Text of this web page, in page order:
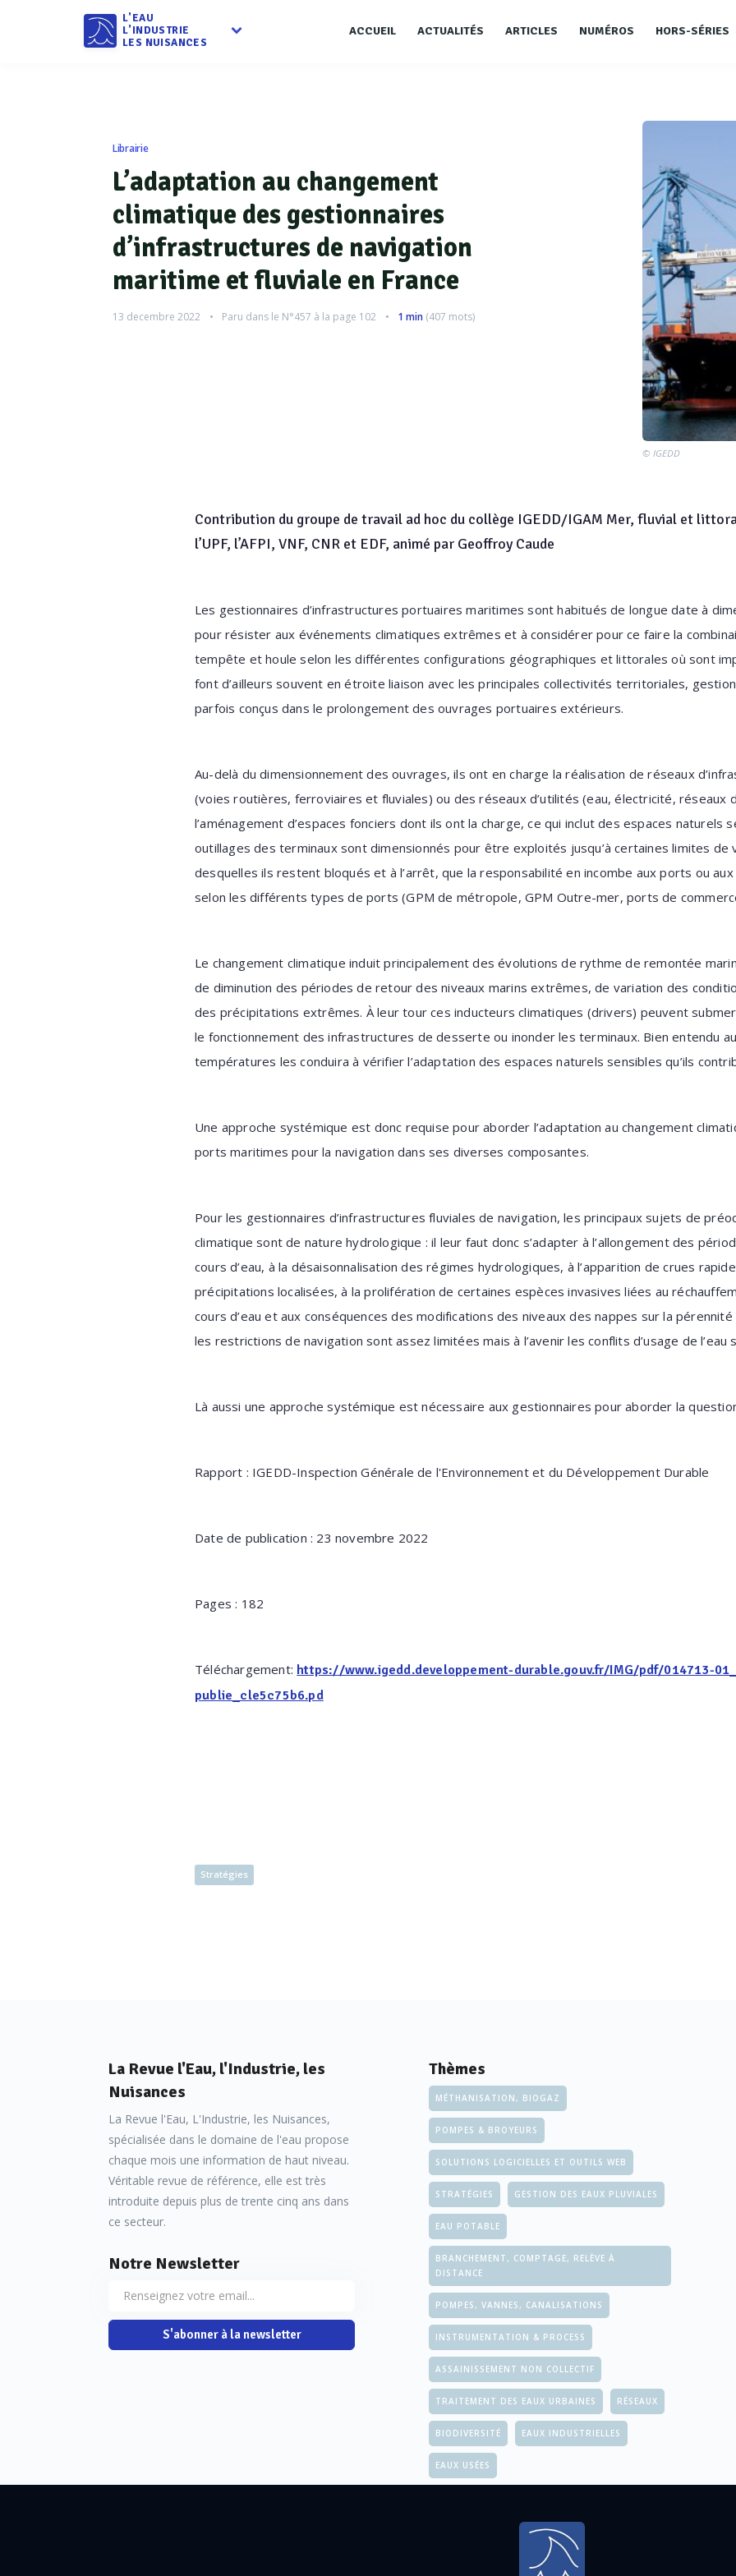
L'EAU
L'INDUSTRIE
LES NUISANCES
ACCUEIL ACTUALITÉS ARTICLES NUMÉROS HORS-SÉRIES
Librairie
L’adaptation au changement
climatique des gestionnaires
d’infrastructures de navigation
maritime et fluviale en France
13 decembre 2022 Paru dans le N°457 à la page 102 1 min (407 mots)
© IGEDD
Contribution du groupe de travail ad hoc du collège IGEDD/IGAM Mer, fluvial et
l’UPF, l’AFPI, VNF, CNR et EDF, animé par Geoffroy Caude
Les gestionnaires d’infrastructures portuaires maritimes sont habitués de longue date à
pour résister aux événements climatiques extrêmes et à considérer pour ce faire la
tempête et houle selon les différentes configurations géographiques et littorales où sont
font d’ailleurs souvent en étroite liaison avec les principales collectivités territoriales,
parfois conçus dans le prolongement des ouvrages portuaires extérieurs.
Au-delà du dimensionnement des ouvrages, ils ont en charge la réalisation de réseaux
(voies routières, ferroviaires et fluviales) ou des réseaux d’utilités (eau, électricité, réseaux
l’aménagement d’espaces fonciers dont ils ont la charge, ce qui inclut des espaces naturels
outillages des terminaux sont dimensionnés pour être exploités jusqu’à certaines limites de
desquelles ils restent bloqués et à l’arrêt, que la responsabilité en incombe aux ports ou
selon les différents types de ports (GPM de métropole, GPM Outre-mer, ports de
Le changement climatique induit principalement des évolutions de rythme de remontée
de diminution des périodes de retour des niveaux marins extrêmes, de variation des
des précipitations extrêmes. À leur tour ces inducteurs climatiques (drivers) peuvent
le fonctionnement des infrastructures de desserte ou inonder les terminaux. Bien entendu
températures les conduira à vérifier l’adaptation des espaces naturels sensibles qu’ils
Une approche systémique est donc requise pour aborder l’adaptation au changement
ports maritimes pour la navigation dans ses diverses composantes.
Pour les gestionnaires d’infrastructures fluviales de navigation, les principaux sujets de
climatique sont de nature hydrologique : il leur faut donc s’adapter à l’allongement des
cours d’eau, à la désaisonnalisation des régimes hydrologiques, à l’apparition de crues
précipitations localisées, à la prolifération de certaines espèces invasives liées au
cours d’eau et aux conséquences des modifications des niveaux des nappes sur la
les restrictions de navigation sont assez limitées mais à l’avenir les conflits d’usage de
Là aussi une approche systémique est nécessaire aux gestionnaires pour aborder la
Rapport : IGEDD-Inspection Générale de l'Environnement et du Développement Durable
Date de publication : 23 novembre 2022
Pages : 182
Téléchargement: https://www.igedd.developpement-durable.gouv.fr/IMG/pdf/014713-
publie_cle5c75b6.pd
Stratégies
La Revue l'Eau, l'Industrie, les
Nuisances
La Revue l'Eau, L'Industrie, les Nuisances,
spécialisée dans le domaine de l'eau propose
chaque mois une information de haut niveau.
Véritable revue de référence, elle est très
introduite depuis plus de trente cinq ans dans
ce secteur.
Notre Newsletter
S'abonner à la newsletter
Thèmes
MÉTHANISATION, BIOGAZ
POMPES & BROYEURS
SOLUTIONS LOGICIELLES ET OUTILS WEB
STRATÉGIES GESTION DES EAUX PLUVIALES
EAU POTABLE
BRANCHEMENT, COMPTAGE, RELÈVE À
DISTANCE
POMPES, VANNES, CANALISATIONS
INSTRUMENTATION & PROCESS
ASSAINISSEMENT NON COLLECTIF
TRAITEMENT DES EAUX URBAINES RÉSEAUX
BIODIVERSITÉ EAUX INDUSTRIELLES
EAUX USÉES